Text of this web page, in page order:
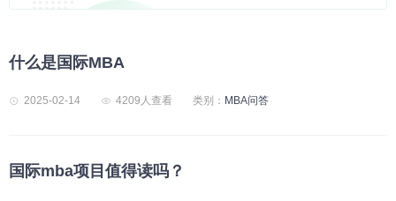
什么是国际MBA
2025-02-14 4209人查看 类别： MBA问答
国际mba项目值得读吗？